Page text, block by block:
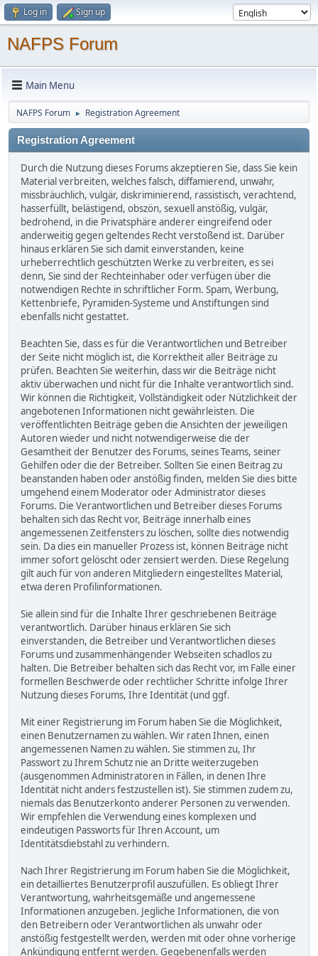
Log in Sign up
NAFPS Forum
Main Menu
NAFPS Forum ► Registration Agreement
Registration Agreement
Durch die Nutzung dieses Forums akzeptieren Sie, dass Sie kein
Material verbreiten, welches falsch, diffamierend, unwahr,
missbräuchlich, vulgär, diskriminierend, rassistisch, verachtend,
hasserfüllt, belästigend, obszön, sexuell anstößig, vulgär,
bedrohend, in die Privatsphäre anderer eingreifend oder
anderweitig gegen geltendes Recht verstoßend ist. Darüber
hinaus erklären Sie sich damit einverstanden, keine
urheberrechtlich geschützten Werke zu verbreiten, es sei
denn, Sie sind der Rechteinhaber oder verfügen über die
notwendigen Rechte in schriftlicher Form. Spam, Werbung,
Kettenbriefe, Pyramiden-Systeme und Anstiftungen sind
ebenfalls nicht gestattet.
Beachten Sie, dass es für die Verantwortlichen und Betreiber
der Seite nicht möglich ist, die Korrektheit aller Beiträge zu
prüfen. Beachten Sie weiterhin, dass wir die Beiträge nicht
aktiv überwachen und nicht für die Inhalte verantwortlich sind.
Wir können die Richtigkeit, Vollständigkeit oder Nützlichkeit der
angebotenen Informationen nicht gewährleisten. Die
veröffentlichten Beiträge geben die Ansichten der jeweiligen
Autoren wieder und nicht notwendigerweise die der
Gesamtheit der Benutzer des Forums, seines Teams, seiner
Gehilfen oder die der Betreiber. Sollten Sie einen Beitrag zu
beanstanden haben oder anstößig finden, melden Sie dies bitte
umgehend einem Moderator oder Administrator dieses
Forums. Die Verantwortlichen und Betreiber dieses Forums
behalten sich das Recht vor, Beiträge innerhalb eines
angemessenen Zeitfensters zu löschen, sollte dies notwendig
sein. Da dies ein manueller Prozess ist, können Beiträge nicht
immer sofort gelöscht oder zensiert werden. Diese Regelung
gilt auch für von anderen Mitgliedern eingestelltes Material,
etwa deren Profilinformationen.
Sie allein sind für die Inhalte Ihrer geschriebenen Beiträge
verantwortlich. Darüber hinaus erklären Sie sich
einverstanden, die Betreiber und Verantwortlichen dieses
Forums und zusammenhängender Webseiten schadlos zu
halten. Die Betreiber behalten sich das Recht vor, im Falle einer
formellen Beschwerde oder rechtlicher Schritte infolge Ihrer
Nutzung dieses Forums, Ihre Identität (und ggf.
Mit einer Registrierung im Forum haben Sie die Möglichkeit,
einen Benutzernamen zu wählen. Wir raten Ihnen, einen
angemessenen Namen zu wählen. Sie stimmen zu, Ihr
Passwort zu Ihrem Schutz nie an Dritte weiterzugeben
(ausgenommen Administratoren in Fällen, in denen Ihre
Identität nicht anders festzustellen ist). Sie stimmen zudem zu,
niemals das Benutzerkonto anderer Personen zu verwenden.
Wir empfehlen die Verwendung eines komplexen und
eindeutigen Passworts für Ihren Account, um
Identitätsdiebstahl zu verhindern.
Nach Ihrer Registrierung im Forum haben Sie die Möglichkeit,
ein detailliertes Benutzerprofil auszufüllen. Es obliegt Ihrer
Verantwortung, wahrheitsgemäße und angemessene
Informationen anzugeben. Jegliche Informationen, die von
den Betreibern oder Verantwortlichen als unwahr oder
anstößig festgestellt werden, werden mit oder ohne vorherige
Ankündigung entfernt werden. Gegebenenfalls werden